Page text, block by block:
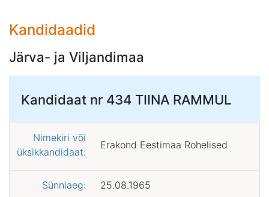
Kandidaadid
Järva- ja Viljandimaa
Kandidaat nr 434 TIINA RAMMUL
Nimekiri või
üksikkandidaat:
Erakond Eestimaa Rohelised
Sünniaeg: 25.08.1965